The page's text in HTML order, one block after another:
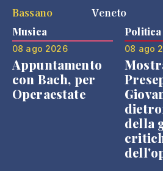
Bassano
Veneto
Musica
08 ago 2026
Appuntamento
con Bach, per
Operaestate
Politica
08 ago
della